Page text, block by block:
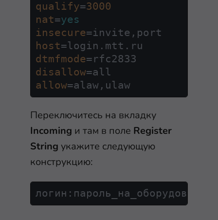
qualify=3000
nat=yes
insecure
host
dtmfmode
disallow
allow
Переключитесь на вкладку
Incoming и там в поле Register
String укажите следующую
конструкцию:
логин : пароль_на_оборудование